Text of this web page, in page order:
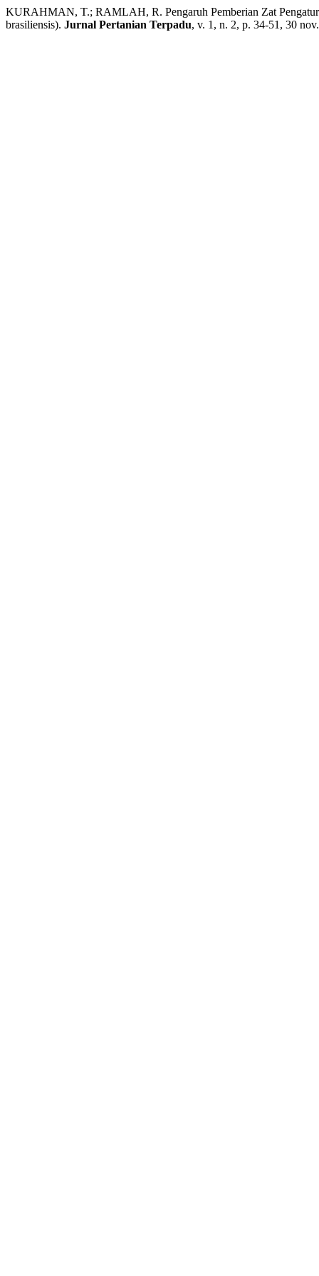
KURAHMAN, T.; RAMLAH, R. Pengaruh Pemberian Zat
brasiliensis). Jurnal Pertanian Terpadu, v. 1, n. 2, p. 34-51, 30